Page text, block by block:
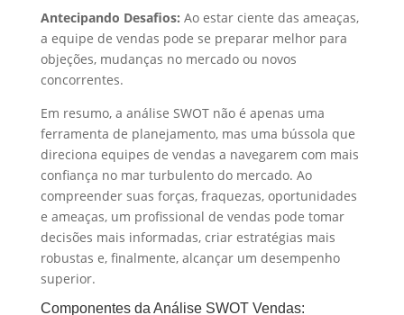
Antecipando Desafios: Ao estar ciente das ameaças,
a equipe de vendas pode se preparar melhor para
objeções, mudanças no mercado ou novos
concorrentes.
Em resumo, a análise SWOT não é apenas uma
ferramenta de planejamento, mas uma bússola que
direciona equipes de vendas a navegarem com mais
confiança no mar turbulento do mercado. Ao
compreender suas forças, fraquezas, oportunidades
e ameaças, um profissional de vendas pode tomar
decisões mais informadas, criar estratégias mais
robustas e, finalmente, alcançar um desempenho
superior.
Componentes da Análise SWOT Vendas: